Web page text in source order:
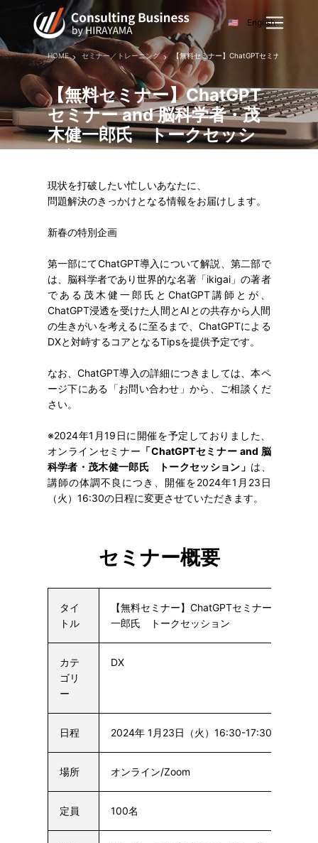
English
【無料セミナー】ChatGPT
セミナー and 脳科学者・茂
木健一郎氏 トークセッシ
ョン
HOME セミナー／トレーニング 【無料セミナー】ChatGPTセミナー and
現状を打破したい忙しいあなたに、
問題解決のきっかけとなる情報をお届けします。
新春の特別企画
第一部にてChatGPT導入について解説、第二部で
は、脳科学者であり世界的な名著「ikigai」の著者
である茂木健一郎氏とChatGPT講師とが、
ChatGPT浸透を受けた人間とAIとの共存から人間
の生きがいを考えるに至るまで、ChatGPTによる
DXと対峙するコアとなるTipsを提供予定です。
なお、ChatGPT導入の詳細につきましては、本ペ
ージ下にある「お問い合わせ」から、ご相談くだ
さい。
※2024年1月19日に開催を予定しておりました、
オンラインセミナー 「ChatGPTセミナー and 脳
科学者・茂木健一郎氏 トークセッション」 は、
講師の体調不良につき、開催を2024年1月23日
（火）16:30の日程に変更させていただきます。
セミナー概要
タイ
トル
【無料セミナー】ChatGPTセミナー and 脳
一郎氏 トークセッション
カテ
ゴリ
ー
DX
日程 2024年 1月23日（火）16:30-17:30
場所 オンライン/Zoom
定員 100名